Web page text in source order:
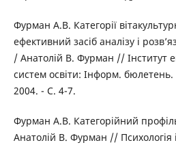
Фурман A.B. Категорії
ефективний засіб аналізу і
/ Анатолій В. Фурман // Інститут
систем освіти: Інформ.
2004. - C. 4-7.
Фурман A.B. Категорійний
Анатолій В. Фурман // Психологія